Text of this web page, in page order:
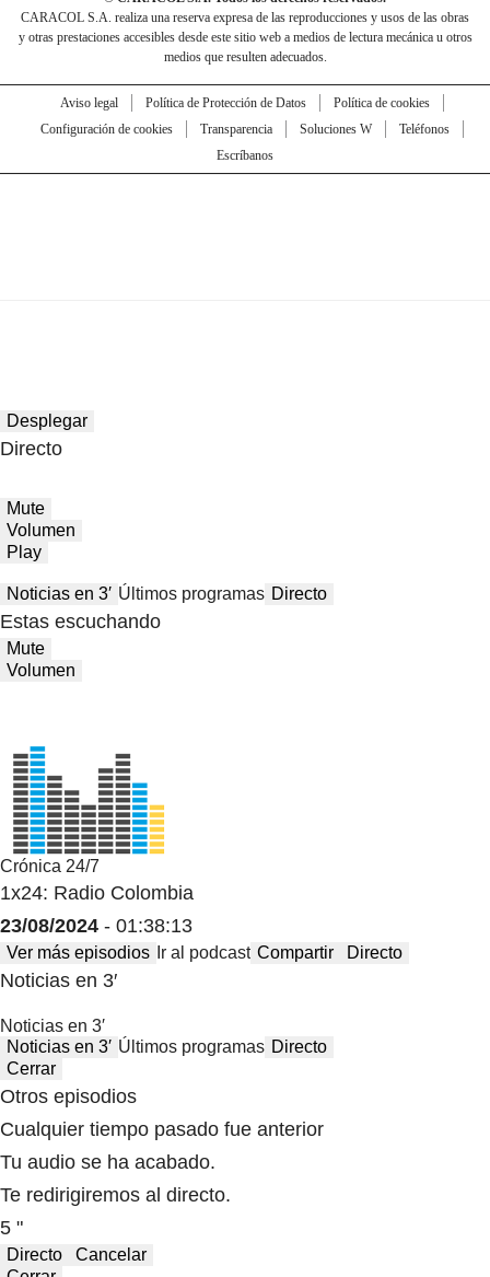
CARACOL S.A. realiza una reserva expresa de las reproducciones y usos de las obras
y otras prestaciones accesibles desde este sitio web a medios de lectura mecánica u otros
medios que resulten adecuados.
Aviso legal Política de Protección de Datos
Política de cookies
Configuración de cookies
Transparencia Soluciones W
Teléfonos
Escríbanos
Desplegar
Directo
Mute
Volumen
Play
Noticias en 3′ Últimos programas Directo
Estas escuchando
Mute
Volumen
Crónica 24/7
1x24: Radio Colombia
23/08/2024 - 01:38:13
Ver más episodios Ir al podcast Compartir Directo
Noticias en 3′
Noticias en 3′
Noticias en 3′ Últimos programas Directo
Cerrar
Otros episodios
Cualquier tiempo pasado fue anterior
Tu audio se ha acabado.
Te redirigiremos al directo.
5 "
Directo
Cancelar